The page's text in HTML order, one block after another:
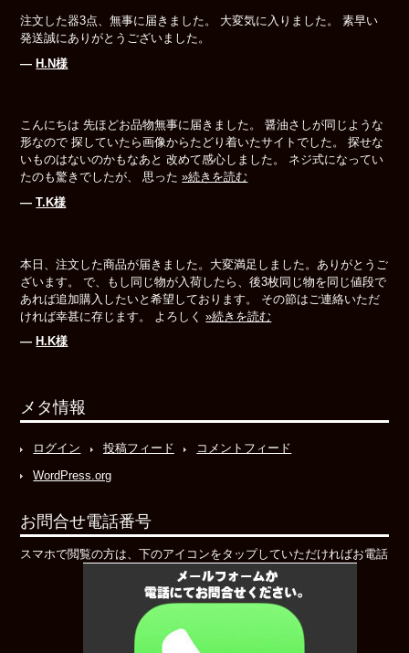
注文した器3点、無事に届きました。 大変気に入りました。 素早い
発送誠にありがとうございました。
―H.N様
こんにちは 先ほどお品物無事に届きました。 醤油さしが同じような
形なので 探していたら画像からたどり着いたサイトでした。 探せな
いものはないのかもなあと 改めて感心しました。 ネジ式になってい
たのも驚きでしたが、 思った»続きを読む
―T.K様
本日、注文した商品が届きました。大変満足しました。ありがとうご
ざいます。 で、もし同じ物が入荷したら、後3枚同じ物を同じ値段で
あれば追加購入したいと希望しております。 その節はご連絡いただ
ければ幸甚に存じます。 よろしく»続きを読む
― H.K様
メタ情報
ログイン 投稿フィード
コメントフィード
WordPress.org
お問合せ電話番号
スマホで閲覧の方は、下のアイコンをタップしていただければお電話